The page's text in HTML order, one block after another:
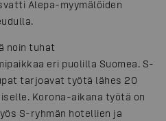
Alepa-myymälöiden
noin tuhat
eri puolilla Suomea. S-
tarjoavat työtä lähes 20
Korona-aikana työtä on
S-ryhmän hotellien ja